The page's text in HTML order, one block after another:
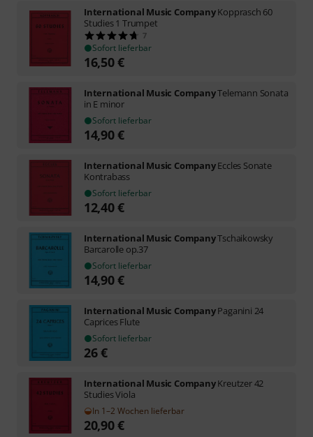
International Music CompanyKopprasch 60
Studies 1 Trumpet
7
Sofort lieferbar
16,50€
International Music CompanyTelemann Sonata
in E minor
Sofort lieferbar
14,90€
International Music CompanyEccles Sonate
Kontrabass
Sofort lieferbar
12,40€
International Music CompanyTschaikowsky
Barcarolle op.37
Sofort lieferbar
14,90€
International Music CompanyPaganini 24
Caprices Flute
Sofort lieferbar
26€
International Music CompanyKreutzer 42
Studies Viola
In 1–2 Wochen lieferbar
20,90€